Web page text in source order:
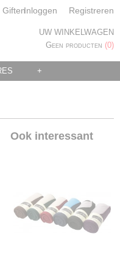
GiftenInloggen Registreren
UW WINKELWAGEN
Geen producten (0)
+
Ook interessant